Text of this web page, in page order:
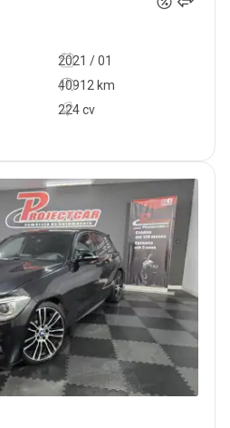
2021 / 01
40912 km
224 cv